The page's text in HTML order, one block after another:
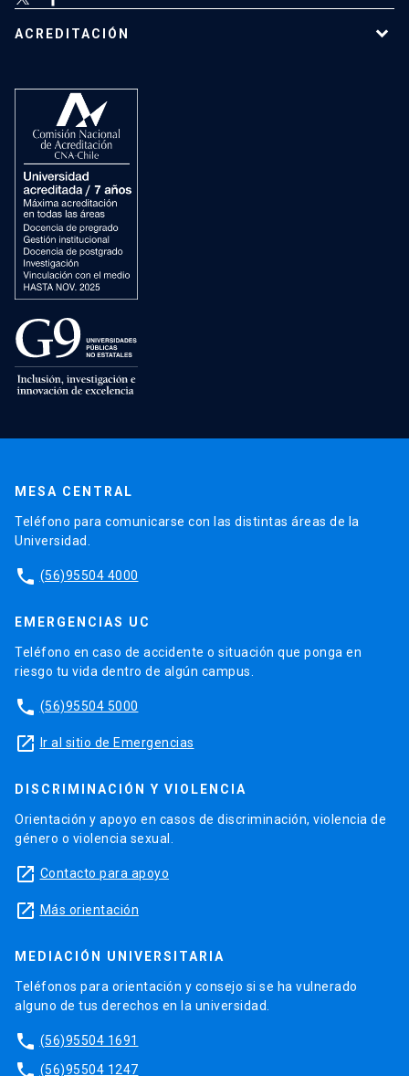
ACREDITACIÓN
MESA CENTRAL
Teléfono para comunicarse con las distintas áreas de la
Universidad.
phone (56)95504 4000
EMERGENCIAS UC
Teléfono en caso de accidente o situación que ponga en
riesgo tu vida dentro de algún campus.
phone (56)95504 5000
launch Ir al sitio de Emergencias
DISCRIMINACIÓN Y VIOLENCIA
Orientación y apoyo en casos de discriminación, violencia de
género o violencia sexual.
launch Contacto para apoyo
launch Más orientación
MEDIACIÓN UNIVERSITARIA
Teléfonos para orientación y consejo si se ha vulnerado
alguno de tus derechos en la universidad.
phone (56)95504 1691
phone (56)95504 1247